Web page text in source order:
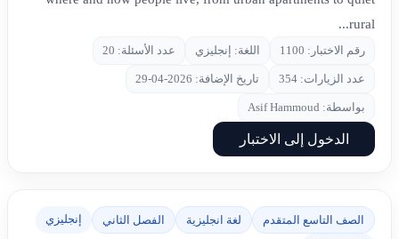
rural...
رقم الاختبار: 1100 اللغة: إنجليزي عدد الأسئلة: 20
عدد الزيارات: 354 تاريخ الإضافة: 2026-04-29
بواسطة: Asif Hammoud
الدخول إلى الاختبار
الصف التاسع المتقدم لغة انجليزية الفصل الثاني إنجليزي